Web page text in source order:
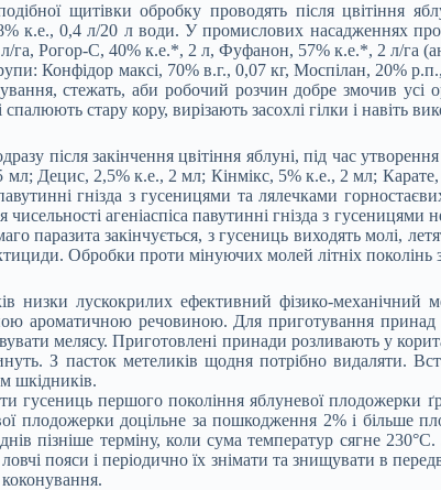
щитівки обробку проводять після
к.е., 0,4 л/20 л води. У промислових насадженнях
га, Рогор-С, 40% к.е.*, 2 л, Фуфанон, 57% к.е.*, 2 л/га
Конфідор максі, 70% в.г., 0,07 кг, Моспілан, 20%
стежать, аби робочий розчин добре змочив
стару кору, вирізають засохлі гілки і навіть
після закінчення цвітіння яблуні, під час
мл; Децис, 2,5% к.е., 2 мл; Кінмікс, 5% к.е., 2 мл;
гнізда з гусеницями та лялечками
агеніаспіса павутинні гнізда з
паразита закінчується, з гусениць виходять молі,
Обробки проти мінуючих молей літніх
низки лускокрилих ефективний фізико-механічний
ароматичною речовиною. Для приготування
мелясу. Приготовлені принади розливають у
З пасток метеликів щодня потрібно видаляти.
шкідників.
гусениць першого покоління яблуневої
плодожерки доцільне за пошкодження 2% і більше
пізніше терміну, коли сума температур сягне
пояси і періодично їх знімати та знищувати в